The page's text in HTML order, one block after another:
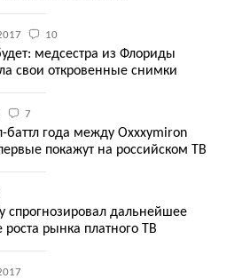
10
медсестра из Флориды
свои откровенные снимки
7
баттл года между Oxxxymiron
покажут на российском ТВ
спрогнозировал дальнейшее
рынка платного ТВ